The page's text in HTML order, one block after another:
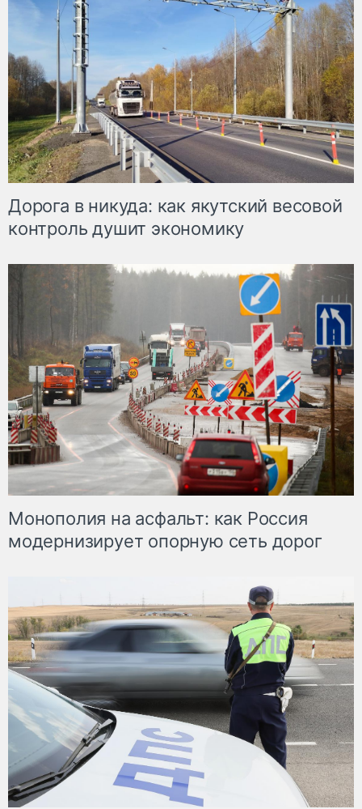
Дорога в никуда: как якутский весовой
контроль душит экономику
Монополия на асфальт: как Россия
модернизирует опорную сеть дорог